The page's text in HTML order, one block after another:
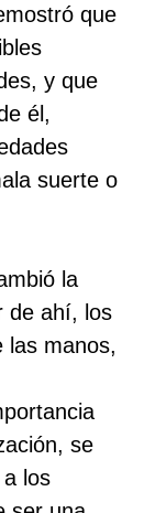
que
y que
él,
suerte o
la
de ahí, los
las manos,
se
los